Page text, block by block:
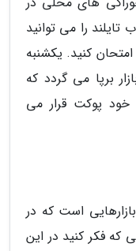
را می توانید
کنید. یکشنبه
برپا می گردد که
خود پوکت قرار می
است که در
که فکر کنید در این